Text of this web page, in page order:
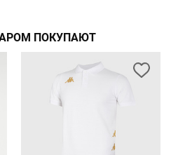
ПОКУПАЮТ